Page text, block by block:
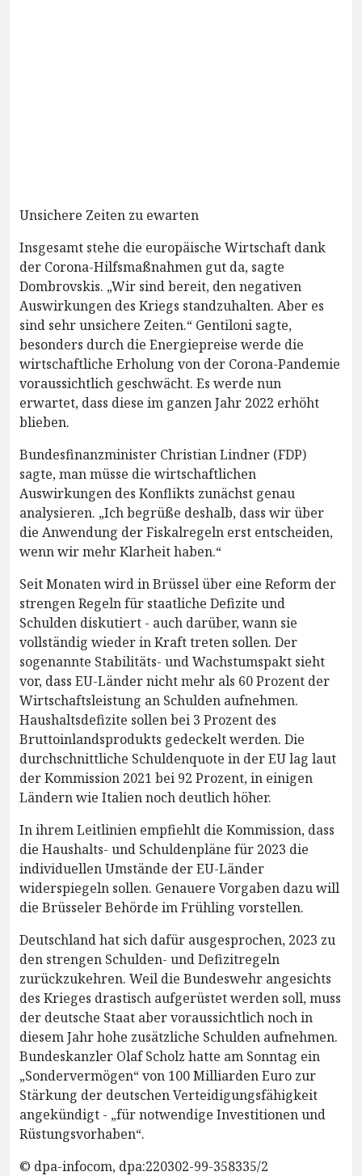
Unsichere Zeiten zu ewarten
Insgesamt stehe die europäische Wirtschaft dank
der Corona-Hilfsmaßnahmen gut da, sagte
Dombrovskis. „Wir sind bereit, den negativen
Auswirkungen des Kriegs standzuhalten. Aber es
sind sehr unsichere Zeiten.“ Gentiloni sagte,
besonders durch die Energiepreise werde die
wirtschaftliche Erholung von der Corona-Pandemie
voraussichtlich geschwächt. Es werde nun
erwartet, dass diese im ganzen Jahr 2022 erhöht
blieben.
Bundesfinanzminister Christian Lindner (FDP)
sagte, man müsse die wirtschaftlichen
Auswirkungen des Konflikts zunächst genau
analysieren. „Ich begrüße deshalb, dass wir über
die Anwendung der Fiskalregeln erst entscheiden,
wenn wir mehr Klarheit haben.“
Seit Monaten wird in Brüssel über eine Reform der
strengen Regeln für staatliche Defizite und
Schulden diskutiert - auch darüber, wann sie
vollständig wieder in Kraft treten sollen. Der
sogenannte Stabilitäts- und Wachstumspakt sieht
vor, dass EU-Länder nicht mehr als 60 Prozent der
Wirtschaftsleistung an Schulden aufnehmen.
Haushaltsdefizite sollen bei 3 Prozent des
Bruttoinlandsprodukts gedeckelt werden. Die
durchschnittliche Schuldenquote in der EU lag laut
der Kommission 2021 bei 92 Prozent, in einigen
Ländern wie Italien noch deutlich höher.
In ihrem Leitlinien empfiehlt die Kommission, dass
die Haushalts- und Schuldenpläne für 2023 die
individuellen Umstände der EU-Länder
widerspiegeln sollen. Genauere Vorgaben dazu will
die Brüsseler Behörde im Frühling vorstellen.
Deutschland hat sich dafür ausgesprochen, 2023 zu
den strengen Schulden- und Defizitregeln
zurückzukehren. Weil die Bundeswehr angesichts
des Krieges drastisch aufgerüstet werden soll, muss
der deutsche Staat aber voraussichtlich noch in
diesem Jahr hohe zusätzliche Schulden aufnehmen.
Bundeskanzler Olaf Scholz hatte am Sonntag ein
„Sondervermögen“ von 100 Milliarden Euro zur
Stärkung der deutschen Verteidigungsfähigkeit
angekündigt - „für notwendige Investitionen und
Rüstungsvorhaben“.
© dpa-infocom, dpa:220302-99-358335/2